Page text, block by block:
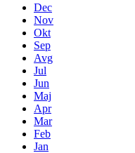
Dec
Nov
Okt
Sep
Avg
Jul
Jun
Maj
Apr
Mar
Feb
Jan